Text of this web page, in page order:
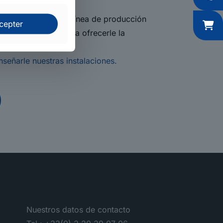
rápidamente una línea de producción
necesidades, para ofrecerle la
nuestras instalaciones.
Nuestros datos de contacto